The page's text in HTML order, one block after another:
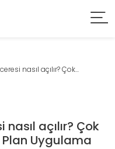
nasıl açılır? Çok...
açılır? Çok
Plan Uygulama